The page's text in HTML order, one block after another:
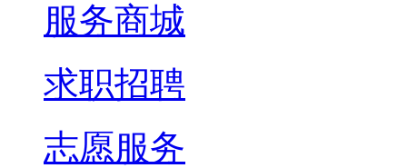
服务商城
求职招聘
志愿服务